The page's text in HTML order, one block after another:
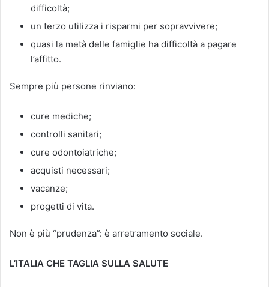
difficoltà;
un terzo utilizza i risparmi per sopravvivere;
quasi la metà delle famiglie ha difficoltà a pagare
l’affitto.
Sempre più persone rinviano:
cure mediche;
controlli sanitari;
cure odontoiatriche;
acquisti necessari;
vacanze;
progetti di vita.
Non è più “prudenza”: è arretramento sociale.
L’ITALIA CHE TAGLIA SULLA SALUTE